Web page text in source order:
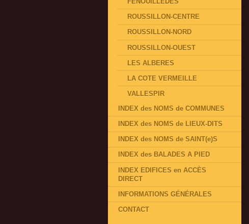
ROUSSILLON-CENTRE
ROUSSILLON-NORD
ROUSSILLON-OUEST
LES ALBERES
LA COTE VERMEILLE
VALLESPIR
INDEX des NOMS de COMMUNES
INDEX des NOMS de LIEUX-DITS
INDEX des NOMS de SAINT(e)S
INDEX des BALADES A PIED
INDEX EDIFICES en ACCÈS
DIRECT
INFORMATIONS GÉNÉRALES
CONTACT